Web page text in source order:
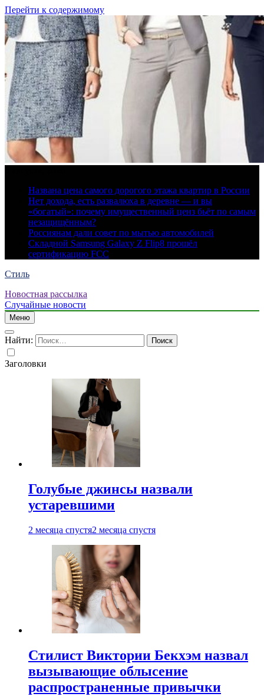
Перейти к содержимому
Названа цена самого дорогого этажа квартир в России
Нет дохода, есть развалюха в деревне — и вы
«богатый»: почему имущественный ценз бьёт по самым
незащищённым?
Россиянам дали совет по мытью автомобилей
Складной Samsung Galaxy Z Flip8 прошёл
сертификацию FCC
Стиль
Новостная рассылка
Случайные новости
Меню
Найти:
Заголовки
Голубые джинсы назвали
устаревшими
2 месяца спустя2 месяца спустя
Стилист Виктории Бекхэм назвал
вызывающие облысение
распространенные привычки